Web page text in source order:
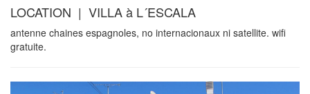
LOCATION | VILLA à L´ESCALA
antenne chaines espagnoles, no internacionaux ni satellite. wifi
gratuite.